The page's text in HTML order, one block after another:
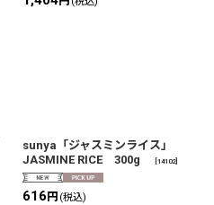
sunya「ジャスミンライス」
JASMINE RICE 300g
14102]
616 円 (税込)